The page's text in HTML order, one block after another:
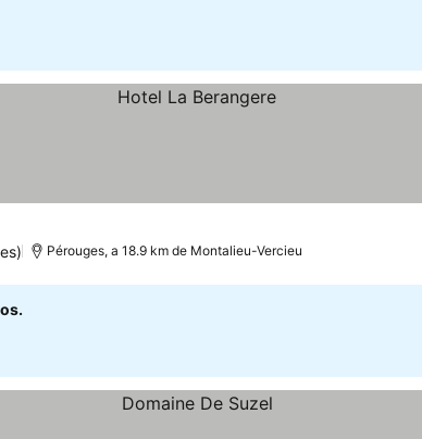
Pérouges, a 18.9 km de Montalieu-Vercieu